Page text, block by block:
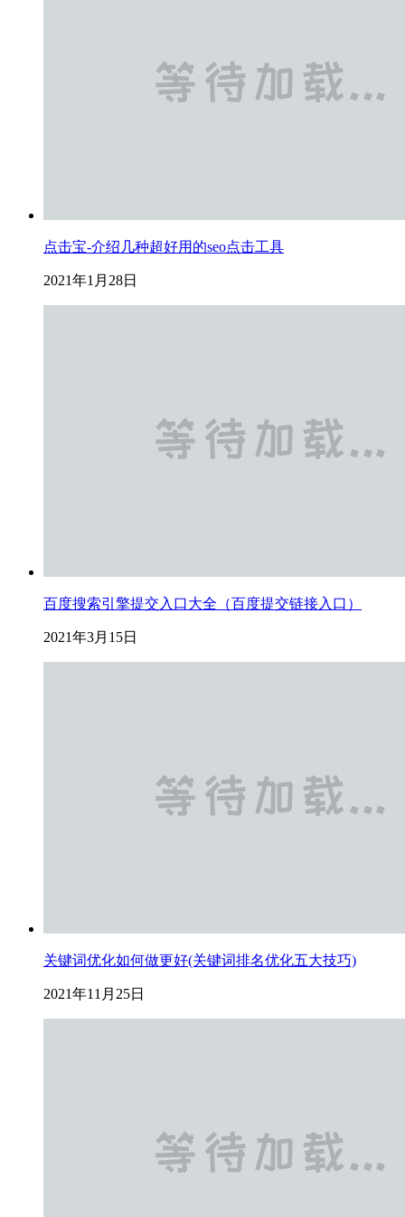
点击宝-介绍几种超好用的seo点击工具
2021年1月28日
百度搜索引擎提交入口大全（百度提交链接入口）
2021年3月15日
关键词优化如何做更好(关键词排名优化五大技巧)
2021年11月25日